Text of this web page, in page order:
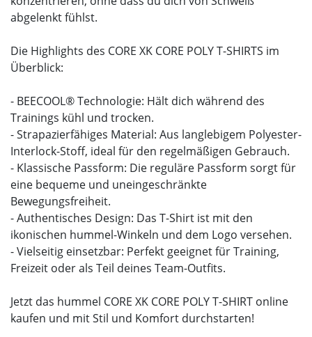
abgelenkt fühlst.
Die Highlights des CORE XK CORE POLY T-SHIRTS im
Überblick:
- BEECOOL® Technologie: Hält dich während des
Trainings kühl und trocken.
- Strapazierfähiges Material: Aus langlebigem Polyester-
Interlock-Stoff, ideal für den regelmäßigen Gebrauch.
- Klassische Passform: Die reguläre Passform sorgt für
eine bequeme und uneingeschränkte
Bewegungsfreiheit.
- Authentisches Design: Das T-Shirt ist mit den
ikonischen hummel-Winkeln und dem Logo versehen.
- Vielseitig einsetzbar: Perfekt geeignet für Training,
Freizeit oder als Teil deines Team-Outfits.
Jetzt das hummel CORE XK CORE POLY T-SHIRT online
kaufen und mit Stil und Komfort durchstarten!